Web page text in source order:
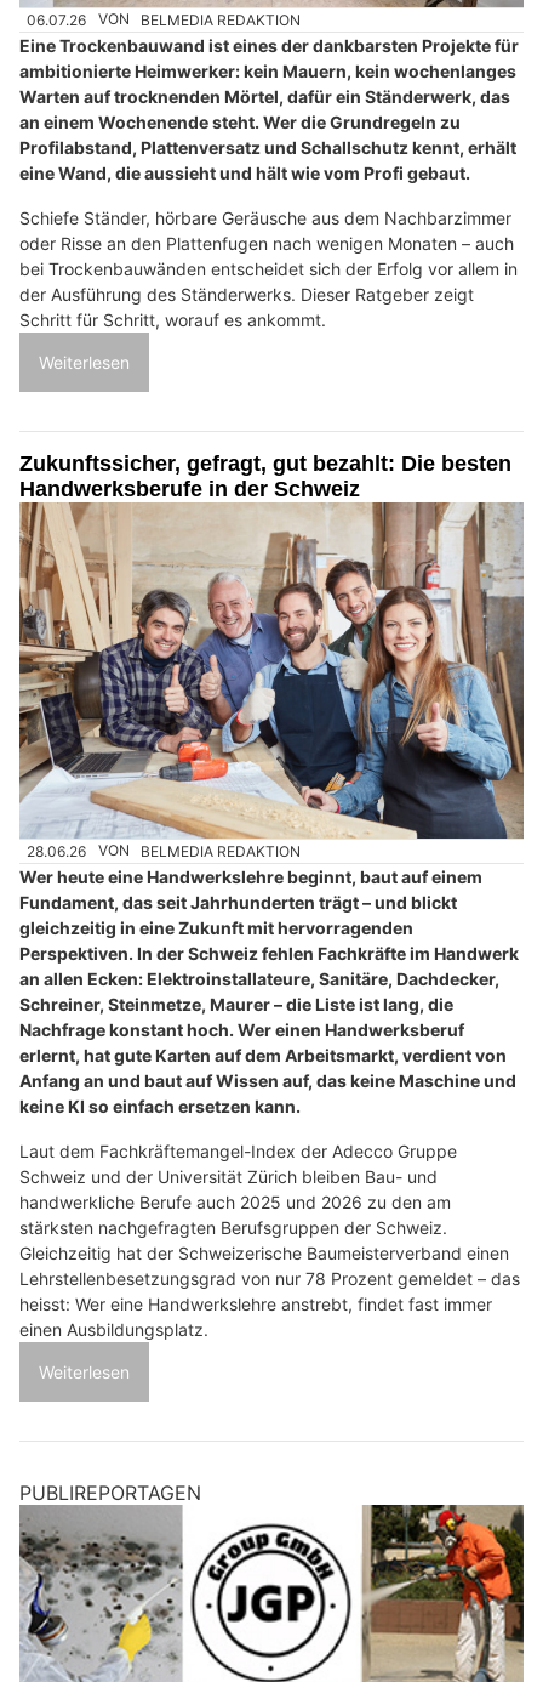
06.07.26 VON BELMEDIA REDAKTION
Eine Trockenbauwand ist eines der dankbarsten Projekte für
ambitionierte Heimwerker: kein Mauern, kein wochenlanges
Warten auf trocknenden Mörtel, dafür ein Ständerwerk, das
an einem Wochenende steht. Wer die Grundregeln zu
Profilabstand, Plattenversatz und Schallschutz kennt, erhält
eine Wand, die aussieht und hält wie vom Profi gebaut.
Schiefe Ständer, hörbare Geräusche aus dem Nachbarzimmer
oder Risse an den Plattenfugen nach wenigen Monaten – auch
bei Trockenbauwänden entscheidet sich der Erfolg vor allem in
der Ausführung des Ständerwerks. Dieser Ratgeber zeigt
Schritt für Schritt, worauf es ankommt.
Weiterlesen
Zukunftssicher, gefragt, gut bezahlt: Die besten
Handwerksberufe in der Schweiz
28.06.26 VON BELMEDIA REDAKTION
Wer heute eine Handwerkslehre beginnt, baut auf einem
Fundament, das seit Jahrhunderten trägt – und blickt
gleichzeitig in eine Zukunft mit hervorragenden
Perspektiven. In der Schweiz fehlen Fachkräfte im Handwerk
an allen Ecken: Elektroinstallateure, Sanitäre, Dachdecker,
Schreiner, Steinmetze, Maurer – die Liste ist lang, die
Nachfrage konstant hoch. Wer einen Handwerksberuf
erlernt, hat gute Karten auf dem Arbeitsmarkt, verdient von
Anfang an und baut auf Wissen auf, das keine Maschine und
keine KI so einfach ersetzen kann.
Laut dem Fachkräftemangel-Index der Adecco Gruppe
Schweiz und der Universität Zürich bleiben Bau- und
handwerkliche Berufe auch 2025 und 2026 zu den am
stärksten nachgefragten Berufsgruppen der Schweiz.
Gleichzeitig hat der Schweizerische Baumeisterverband einen
Lehrstellenbesetzungsgrad von nur 78 Prozent gemeldet – das
heisst: Wer eine Handwerkslehre anstrebt, findet fast immer
einen Ausbildungsplatz.
Weiterlesen
PUBLIREPORTAGEN